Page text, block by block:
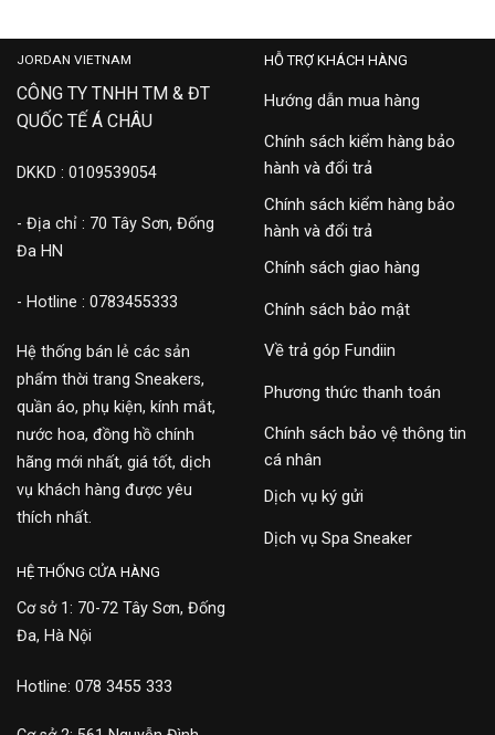
JORDAN VIETNAM
CÔNG TY TNHH TM & ĐT
QUỐC TẾ Á CHÂU
DKKD : 0109539054
- Địa chỉ : 70 Tây Sơn, Đống
Đa HN
- Hotline : 0783455333
Hệ thống bán lẻ các sản
phẩm thời trang Sneakers,
quần áo, phụ kiện, kính mắt,
nước hoa, đồng hồ chính
hãng mới nhất, giá tốt, dịch
vụ khách hàng được yêu
thích nhất.
HỖ TRỢ KHÁCH HÀNG
Hướng dẫn mua hàng
Chính sách kiểm hàng bảo
hành và đổi trả
Chính sách kiểm hàng bảo
hành và đổi trả
Chính sách giao hàng
Chính sách bảo mật
Về trả góp Fundiin
Phương thức thanh toán
Chính sách bảo vệ thông tin
cá nhân
Dịch vụ ký gửi
Dịch vụ Spa Sneaker
HỆ THỐNG CỬA HÀNG
Cơ sở 1: 70-72 Tây Sơn, Đống
Đa, Hà Nội
Hotline: 078 3455 333